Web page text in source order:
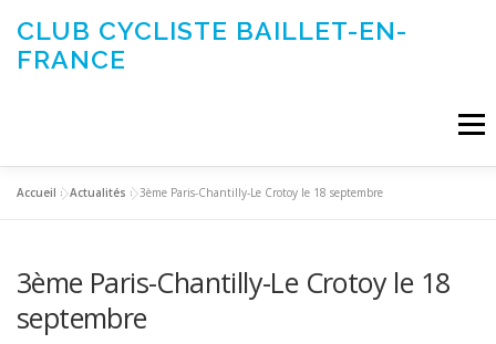
contenu
CLUB CYCLISTE BAILLET-EN-
FRANCE
Menu
SORTIES CLUB CONTACTEZ-NOUS
Accueil »Actualités »3ème Paris-Chantilly-Le Crotoy le 18 septembre
3ème Paris-Chantilly-Le Crotoy le 18
septembre